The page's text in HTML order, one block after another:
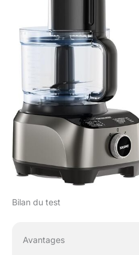
Bilan du test
Avantages